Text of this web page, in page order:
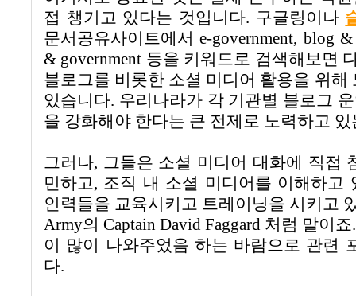
접 챙기고 있다는 것입니다. 구글링이나
문서공유사이트에서 e-government, blog
& government 등을 키워드로 검색해보면
블로그를 비롯한 소셜 미디어 활용을 위해
있습니다. 우리나라가 각 기관별 블로그
을 강화해야 한다는 큰 전제로 노력하고
그러나, 그들은 소셜 미디어 대화에 직접
민하고, 조직 내 소셜 미디어를 이해하고
인력들을 교육시키고 트레이닝을 시키고
Army의 Captain David Faggard 처럼 말이죠
이 많이 나와주었음 하는 바람으로 관련
다.